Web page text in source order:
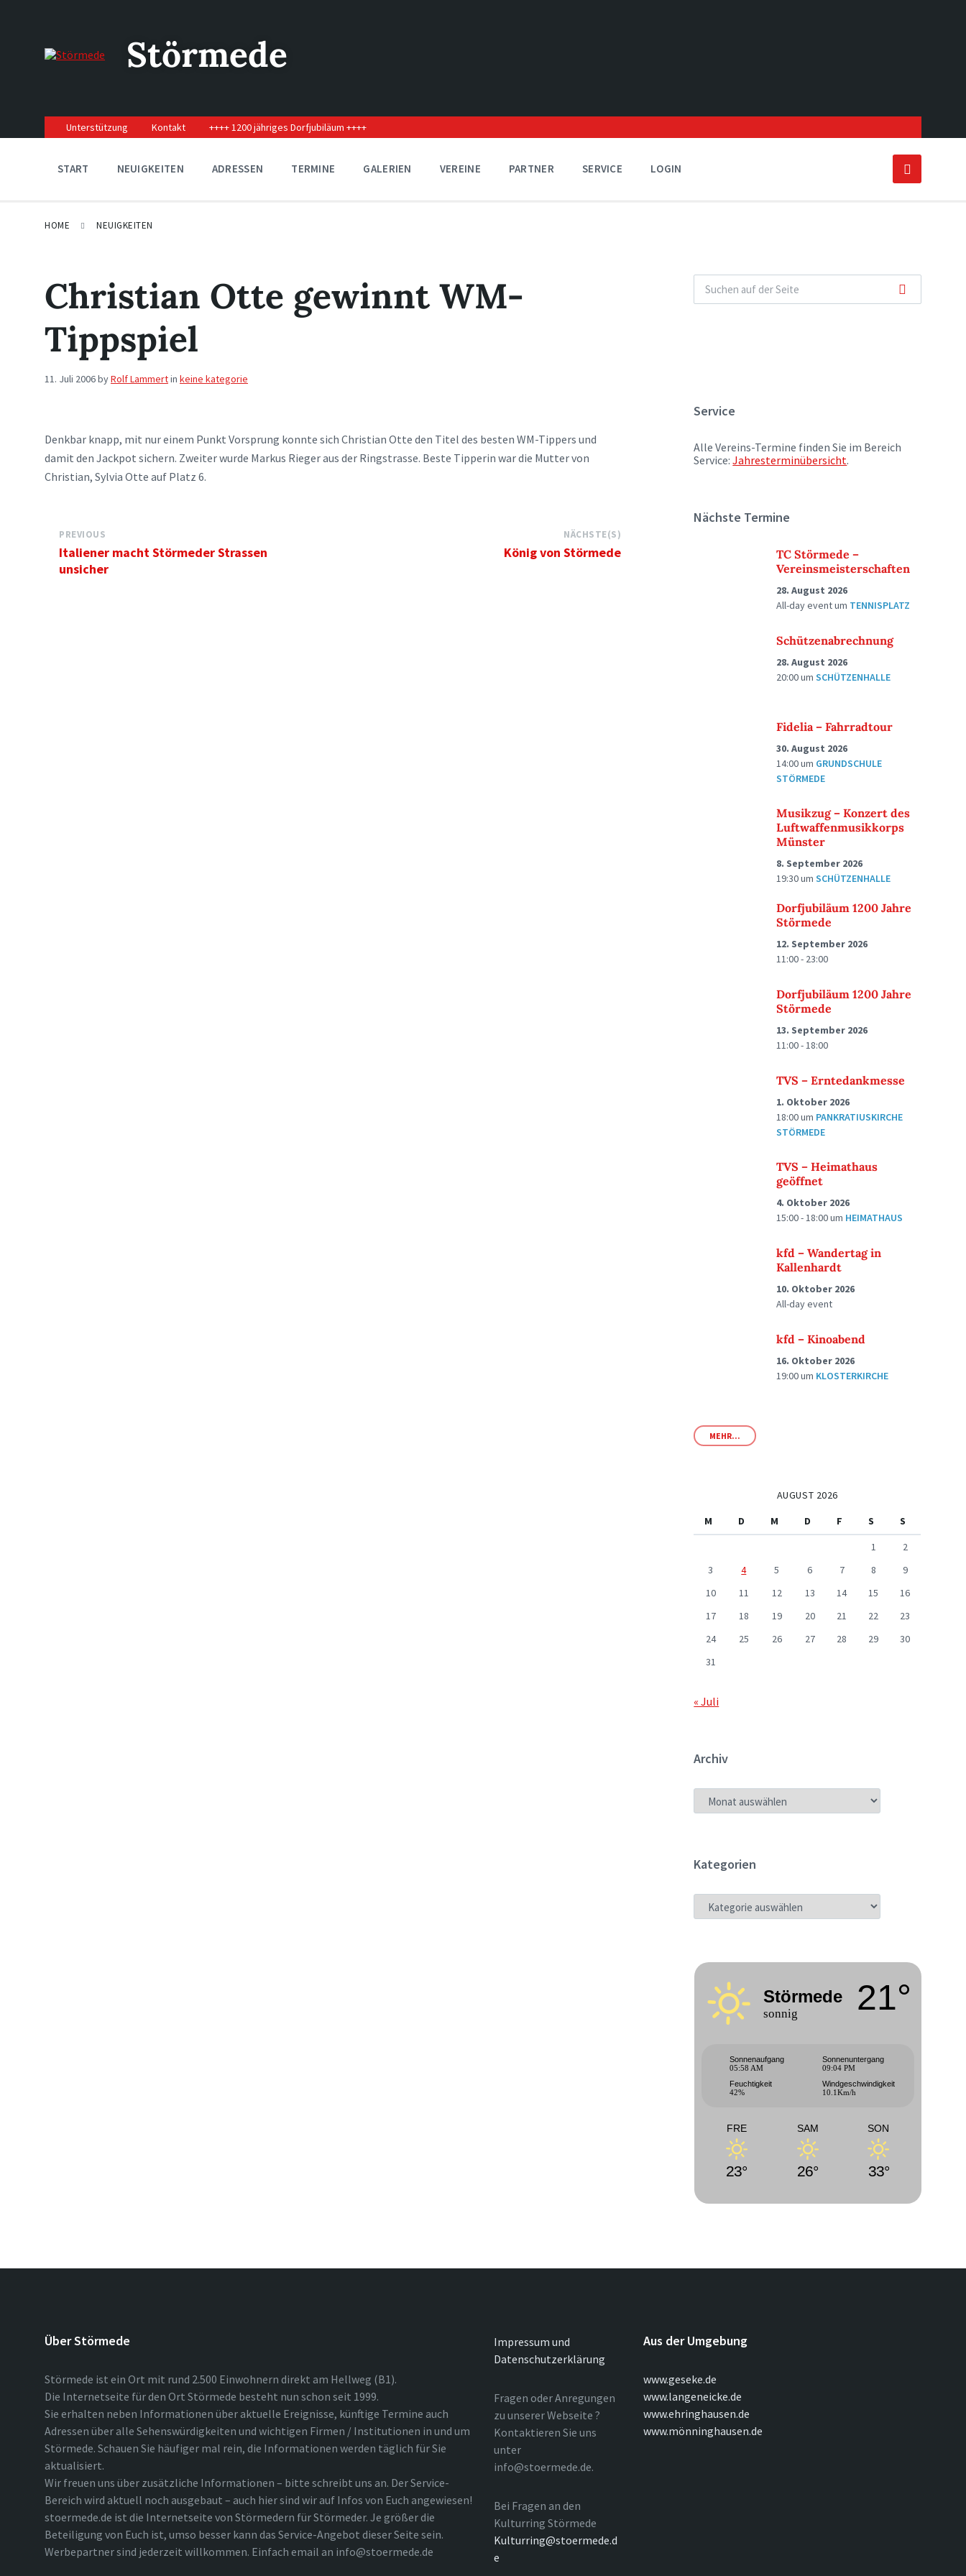
navigation
Störmede
Unterstützung Kontakt ++++ 1200 jähriges Dorfjubiläum ++++
START NEUIGKEITEN ADRESSEN TERMINE GALERIEN VEREINE PARTNER SERVICE LOGIN
HOME NEUIGKEITEN
Christian Otte gewinnt WM-
Tippspiel
11. Juli 2006byRolf Lammertin keine kategorie
Denkbar knapp, mit nur einem Punkt Vorsprung konnte sich Christian Otte den Titel des besten WM-Tippers und
damit den Jackpot sichern. Zweiter wurde Markus Rieger aus der Ringstrasse. Beste Tipperin war die Mutter von
Christian, Sylvia Otte auf Platz 6.
PREVIOUS
Italiener macht Störmeder Strassen
unsicher
NÄCHSTE(S)
König von Störmede
Service
Alle Vereins-Termine finden Sie im Bereich
Service:Jahresterminübersicht.
Nächste Termine
TC Störmede –
Vereinsmeisterschaften
28. August 2026
All-day eventum TENNISPLATZ
Schützenabrechnung
28. August 2026
20:00umSCHÜTZENHALLE
Fidelia – Fahrradtour
30. August 2026
14:00um GRUNDSCHULE
STÖRMEDE
Musikzug – Konzert des
Luftwaffenmusikkorps
Münster
8. September 2026
19:30umSCHÜTZENHALLE
Dorfjubiläum 1200 Jahre
Störmede
12. September 2026
11:00 - 23:00
Dorfjubiläum 1200 Jahre
Störmede
13. September 2026
11:00 - 18:00
TVS – Erntedankmesse
1. Oktober 2026
18:00um PANKRATIUSKIRCHE
STÖRMEDE
TVS – Heimathaus
geöffnet
4. Oktober 2026
15:00 - 18:00um HEIMATHAUS
kfd – Wandertag in
Kallenhardt
10. Oktober 2026
All-day event
kfd – Kinoabend
16. Oktober 2026
19:00um KLOSTERKIRCHE
MEHR...
AUGUST 2026
M
D M D F S
S
1
2
3
4 5 6 7 8
9
10
11 12 13 14 15
16
17
18 19 20 21 22
23
24
25 26 27 28 29
30
31
« Juli
Archiv
ARCHIV
Kategorien
KATEGORIEN
Störmede
sonnig 21°
Sonnenaufgang
05:58 AM
Sonnenuntergang
09:04 PM
Feuchtigkeit
42%
Windgeschwindigkeit
10.1Km/h
FRE
23°
SAM
26°
SON
33°
Über Störmede
Störmede ist ein Ort mit rund 2.500 Einwohnern direkt am Hellweg (B1).
Die Internetseite für den Ort Störmede besteht nun schon seit 1999.
Sie erhalten neben Informationen über aktuelle Ereignisse, künftige Termine auch
Adressen über alle Sehenswürdigkeiten und wichtigen Firmen / Institutionen in und um
Störmede. Schauen Sie häufiger mal rein, die Informationen werden täglich für Sie
aktualisiert.
Wir freuen uns über zusätzliche Informationen – bitte schreibt uns an. Der Service-
Bereich wird aktuell noch ausgebaut – auch hier sind wir auf Infos von Euch angewiesen!
stoermede.de ist die Internetseite von Störmedern für Störmeder. Je größer die
Beteiligung von Euch ist, umso besser kann das Service-Angebot dieser Seite sein.
Werbepartner sind jederzeit willkommen. Einfach email an info@stoermede.de
Impressum und
Datenschutzerklärung
Fragen oder Anregungen
zu unserer Webseite ?
Kontaktieren Sie uns
unter
info@stoermede.de.
Bei Fragen an den
Kulturring Störmede
Kulturring@stoermede.d
e
Aus der Umgebung
www.geseke.de
www.langeneicke.de
www.ehringhausen.de
www.mönninghausen.de